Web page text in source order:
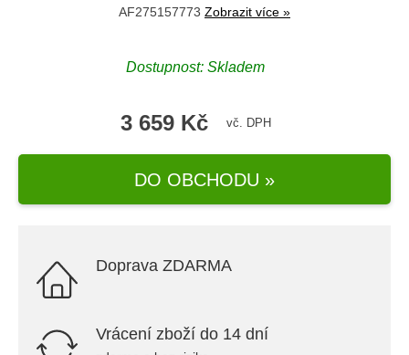
AF275157773 Zobrazit více »
Dostupnost: Skladem
3 659 Kč vč. DPH
DO OBCHODU »
Doprava ZDARMA
Vrácení zboží do 14 dní